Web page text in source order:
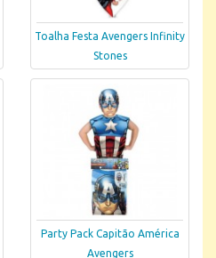
Toalha Festa Avengers Infinity
Stones
Party Pack Capitão América
Avengers